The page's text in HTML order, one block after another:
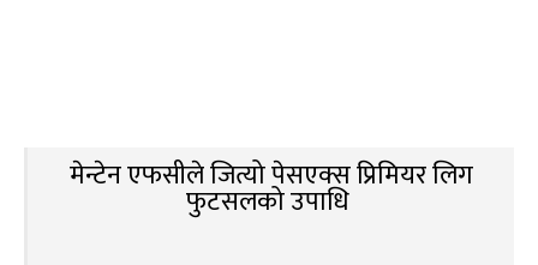
मेन्टेन एफसीले जित्यो पेसएक्स प्रिमियर लिग
फुटसलको उपाधि